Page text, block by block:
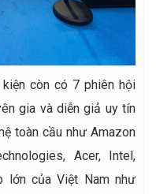
còn có 7 phiên hội
gia và diễn giả uy tín
toàn cầu như Amazon
Acer, Intel,
lớn của Việt Nam như